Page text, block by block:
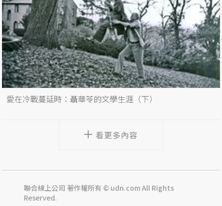
愛在冷戰蔓延時：聶華苓的文學生涯（下）
看更多內容
聯合線上公司 著作權所有 © udn.com All Rights
Reserved.